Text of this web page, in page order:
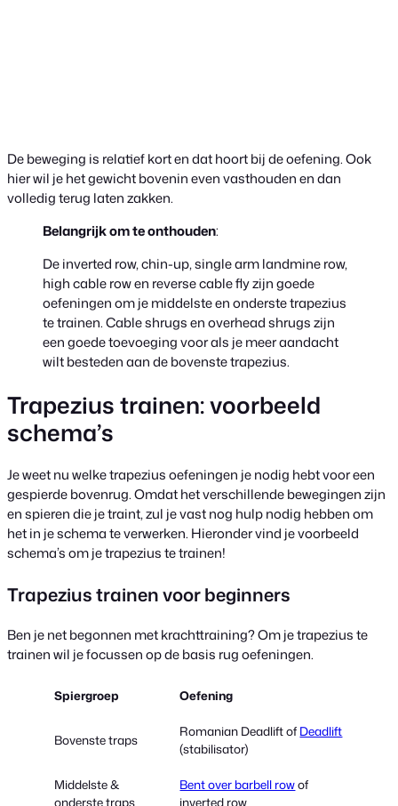
De beweging is relatief kort en dat hoort bij de oefening. Ook
hier wil je het gewicht bovenin even vasthouden en dan
volledig terug laten zakken.
Belangrijk om te onthouden:
De inverted row, chin-up, single arm landmine row,
high cable row en reverse cable fly zijn goede
oefeningen om je middelste en onderste trapezius
te trainen. Cable shrugs en overhead shrugs zijn
een goede toevoeging voor als je meer aandacht
wilt besteden aan de bovenste trapezius.
Trapezius trainen: voorbeeld
schema’s
Je weet nu welke trapezius oefeningen je nodig hebt voor een
gespierde bovenrug. Omdat het verschillende bewegingen zijn
en spieren die je traint, zul je vast nog hulp nodig hebben om
het in je schema te verwerken. Hieronder vind je voorbeeld
schema’s om je trapezius te trainen!
Trapezius trainen voor beginners
Ben je net begonnen met krachttraining? Om je trapezius te
trainen wil je focussen op de basis rug oefeningen.
Spiergroep Oefening
Bovenste traps
Romanian Deadlift of Deadlift
(stabilisator)
Middelste &
onderste traps
Bent over barbell rowof
inverted row